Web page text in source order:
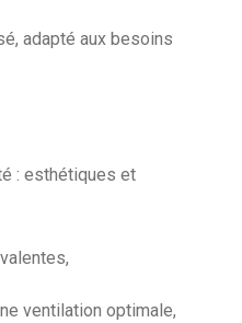
adapté aux besoins
: esthétiques et
ventilation optimale,